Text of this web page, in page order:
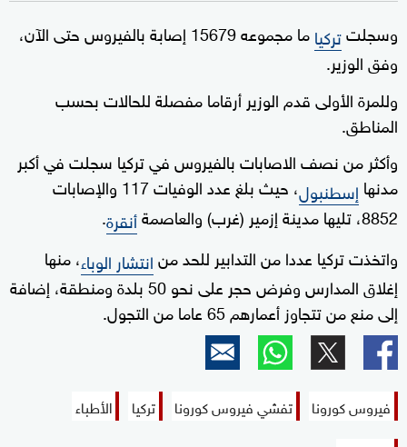
وسجلتتركيا
ما مجموعه 15679 إصابة بالفيروس حتى الآن،
وفق الوزير.
وللمرة الأولى قدم الوزير أرقاما مفصلة للحالات بحسب
المناطق.
وأكثر من نصف الاصابات بالفيروس في تركيا سجلت في أكبر
مدنها إسطنبول
، حيث بلغ عدد الوفيات 117 والإصابات
8852، تليها مدينة إزمير (غرب) والعاصمة
أنقرة.
واتخذت تركيا عددا من التدابير للحد منانتشار الوباء، منها
إغلاق المدارس وفرض حجر على نحو 50 بلدة ومنطقة، إضافة
إلى منع من تتجاوز أعمارهم 65 عاما من التجول.
فيروس كورونا تفشي فيروس كورونا تركيا
الأطباء